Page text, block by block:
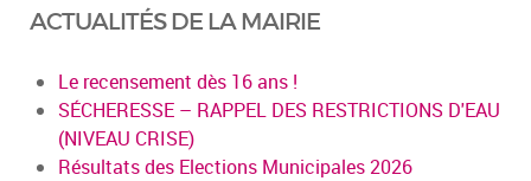
ACTUALITÉS DE LA MAIRIE
Le recensement dès 16 ans !
SÉCHERESSE – RAPPEL DES RESTRICTIONS D'EAU
(NIVEAU CRISE)
Résultats des Elections Municipales 2026